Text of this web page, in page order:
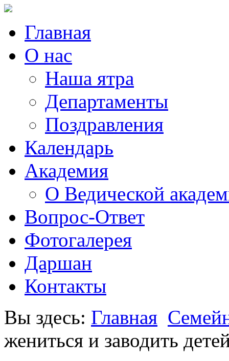
Главная
О нас
Наша ятра
Департаменты
Поздравления
Календарь
Академия
О Ведической
Вопрос-Ответ
Фотогалерея
Даршан
Контакты
Вы здесь: Главная
жениться и заводить